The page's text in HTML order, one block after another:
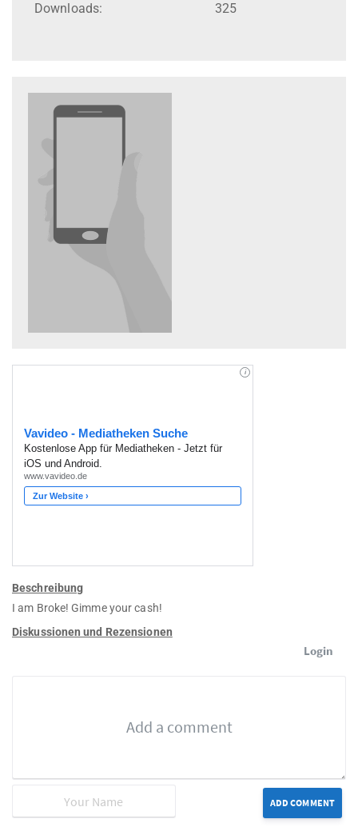
Downloads: 325
Beschreibung
I am Broke! Gimme your cash!
Diskussionen und Rezensionen
Login
ADD COMMENT